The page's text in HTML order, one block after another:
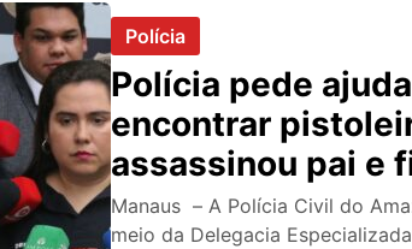
Polícia
Polícia pede
encontrar
assassinou pai e
Manaus; veja
Manaus – A Polícia Civil do
meio da Delegacia